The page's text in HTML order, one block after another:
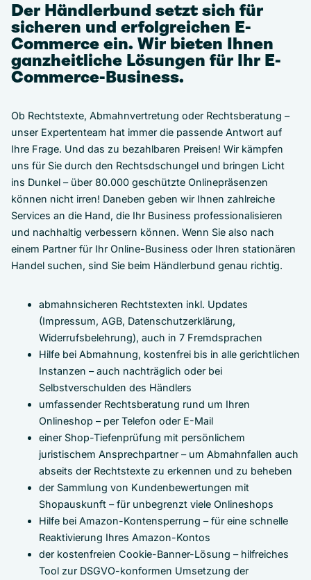
Der Händlerbund setzt sich für
sicheren und erfolgreichen E-
Commerce ein. Wir bieten Ihnen
ganzheitliche Lösungen für Ihr E-
Commerce-Business.
Ob Rechtstexte, Abmahnvertretung oder Rechtsberatung –
unser Expertenteam hat immer die passende Antwort auf
Ihre Frage. Und das zu bezahlbaren Preisen! Wir kämpfen
uns für Sie durch den Rechtsdschungel und bringen Licht
ins Dunkel – über 80.000 geschützte Onlinepräsenzen
können nicht irren! Daneben geben wir Ihnen zahlreiche
Services an die Hand, die Ihr Business professionalisieren
und nachhaltig verbessern können. Wenn Sie also nach
einem Partner für Ihr Online-Business oder Ihren stationären
Handel suchen, sind Sie beim Händlerbund genau richtig.
abmahnsicheren Rechtstexten inkl. Updates
(Impressum, AGB, Datenschutzerklärung,
Widerrufsbelehrung), auch in 7 Fremdsprachen
Hilfe bei Abmahnung, kostenfrei bis in alle gerichtlichen
Instanzen – auch nachträglich oder bei
Selbstverschulden des Händlers
umfassender Rechtsberatung rund um Ihren
Onlineshop – per Telefon oder E-Mail
einer Shop-Tiefenprüfung mit persönlichem
juristischem Ansprechpartner – um Abmahnfallen auch
abseits der Rechtstexte zu erkennen und zu beheben
der Sammlung von Kundenbewertungen mit
Shopauskunft – für unbegrenzt viele Onlineshops
Hilfe bei Amazon-Kontensperrung – für eine schnelle
Reaktivierung Ihres Amazon-Kontos
der kostenfreien Cookie-Banner-Lösung – hilfreiches
Tool zur DSGVO-konformen Umsetzung der